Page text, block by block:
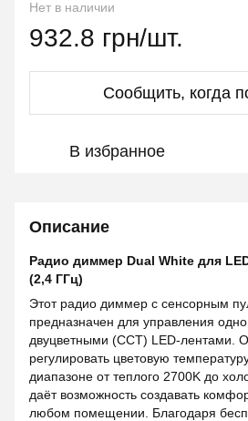
Нет в наличии
932.8 грн/шт.
Сообщить, когда
В избранное
Описание
Радио диммер Dual White для
(2,4 ГГц)
Этот радио диммер с сенсорным
предназначен для управления
двуцветными (CCT) LED-лентами.
регулировать цветовую
диапазоне от теплого 2700K до
даёт возможность создавать
любом помещении. Благодаря